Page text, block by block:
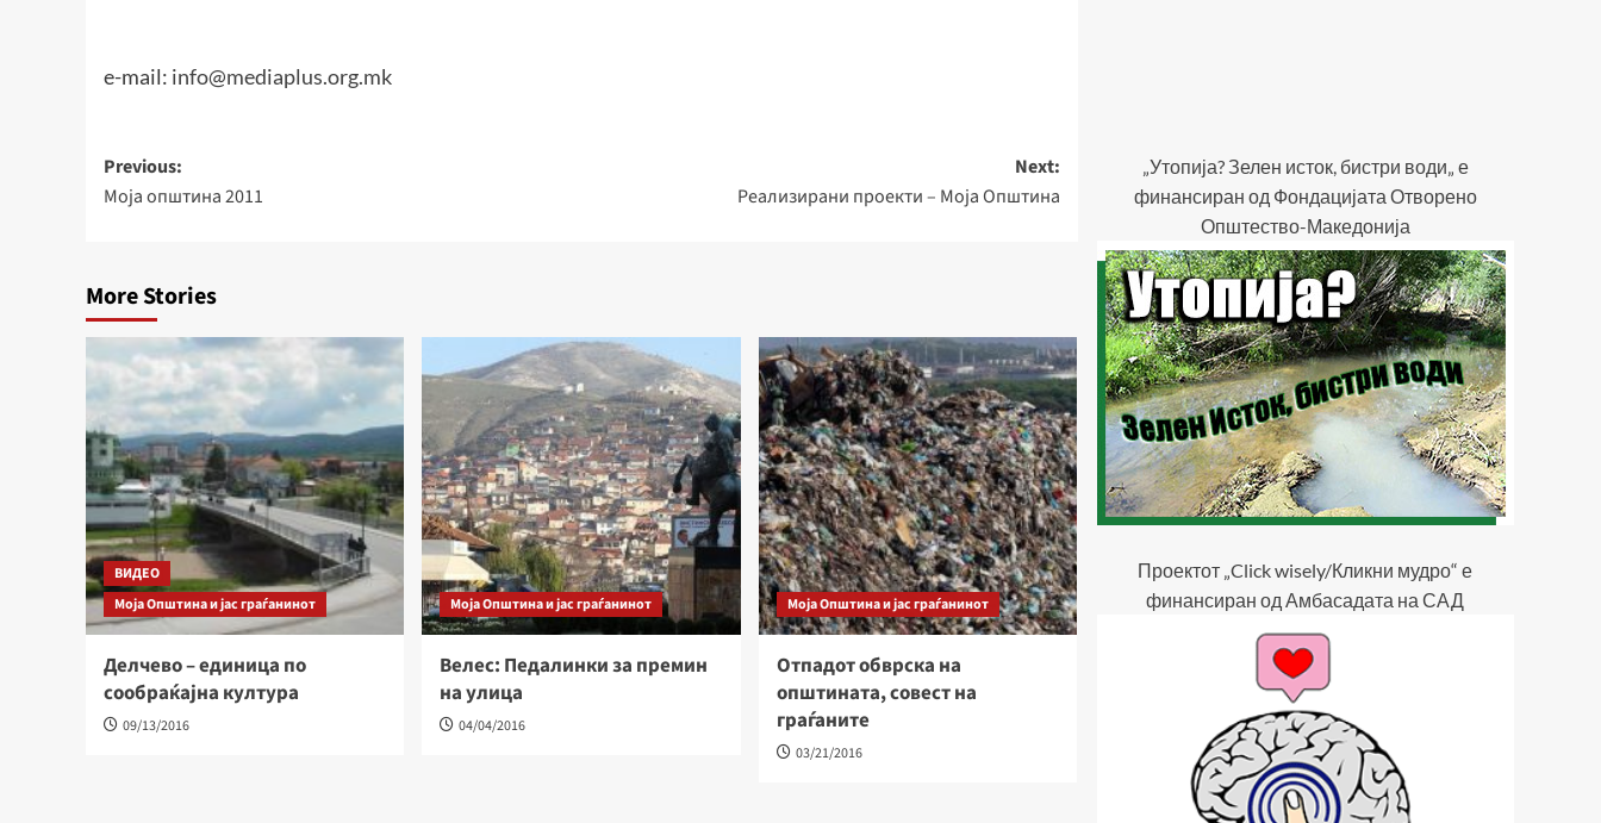
e-mail: info@mediaplus.org.mk
Post
navigation
Previous:
Моја општина 2011
Next:
Реализирани проекти – Моја Општина
More Stories
ВИДЕО
Моја Општина и јас граѓанинот
Делчево – единица по
сообраќајна култура
09/13/2016
Моја Општина и јас граѓанинот
Велес: Педалинки за премин
на улица
04/04/2016
Моја Општина и јас граѓанинот
Отпадот обврска на
општината, совест на
граѓаните
03/21/2016
„Утопија? Зелен исток, бистри води„ е
финансиран од Фондацијата Отворено
Општество-Македонија
Проектот „Click wisely/Кликни мудро“ е
финансиран од Амбасадата на САД